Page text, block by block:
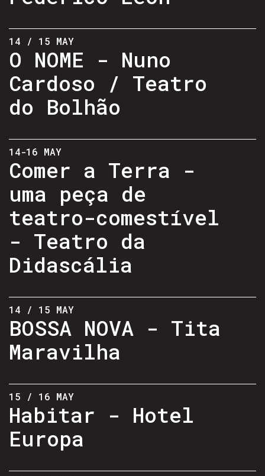
14 / 15 MAY
O NOME - Nuno
Cardoso / Teatro
do Bolhão
14-16 MAY
Comer a Terra -
uma peça de
teatro-comestível
- Teatro da
Didascália
14 / 15 MAY
BOSSA NOVA - Tita
Maravilha
15 / 16 MAY
Habitar - Hotel
Europa